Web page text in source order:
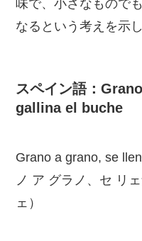
味で、小さなもので
なるという考えを示
スペイン語：
gallina el buche
Grano a grano, se
ノ ア グラノ、セ リ
ェ）